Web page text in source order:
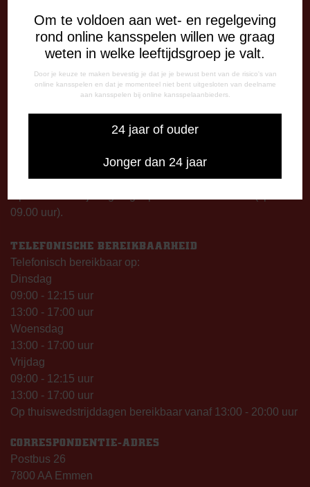
Om te voldoen aan wet- en regelgeving
rond online kansspelen willen we graag
weten in welke leeftijdsgroep je valt.
Door je keuze te maken bevestig je dat je je bewust bent van de risico's van
online kansspelen en dat je momenteel niet bent uitgesloten van deelname
aan kansspelen bij online kansspelaanbieders.
24 jaar of ouder
Jonger dan 24 jaar
DE OUDE MEERDIJK
Stadionplein 1
OPENINGSTIJDEN
De Oude Meerdijk
Maandag: 09.00 – 17.00 uur
13.00 – 17.00 uur
09.00 uur).
TELEFONISCHE BEREIKBAARHEID
Telefonisch bereikbaar op:
Dinsdag
09:00 - 12:15 uur
13:00 - 17:00 uur
Woensdag
13:00 - 17:00 uur
Vrijdag
09:00 - 12:15 uur
13:00 - 17:00 uur
Op thuiswedstrijddagen bereikbaar vanaf 13:00 - 20:00 uur
CORRESPONDENTIE-ADRES
Postbus 26
7800 AA Emmen